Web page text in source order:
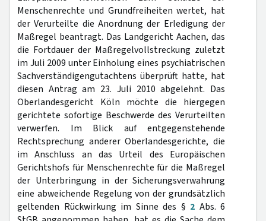
Menschenrechte und Grundfreiheiten wertet, hat
der Verurteilte die Anordnung der Erledigung der
Maßregel beantragt. Das Landgericht Aachen, das
die Fortdauer der Maßregelvollstreckung zuletzt
im Juli 2009 unter Einholung eines psychiatrischen
Sachverständigengutachtens überprüft hatte, hat
diesen Antrag am 23. Juli 2010 abgelehnt. Das
Oberlandesgericht Köln möchte die hiergegen
gerichtete sofortige Beschwerde des Verurteilten
verwerfen. Im Blick auf entgegenstehende
Rechtsprechung anderer Oberlandesgerichte, die
im Anschluss an das Urteil des Europäischen
Gerichtshofs für Menschenrechte für die Maßregel
der Unterbringung in der Sicherungsverwahrung
eine abweichende Regelung von der grundsätzlich
geltenden Rückwirkung im Sinne des § 2 Abs. 6